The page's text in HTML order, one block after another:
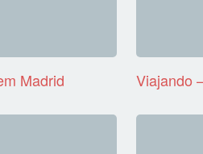
Madrid Viajando